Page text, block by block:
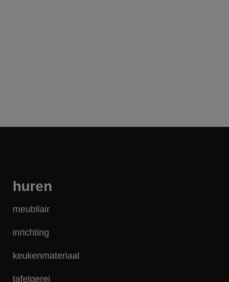
huren
meubilair
inrichting
keukenmateriaal
tafelgerei